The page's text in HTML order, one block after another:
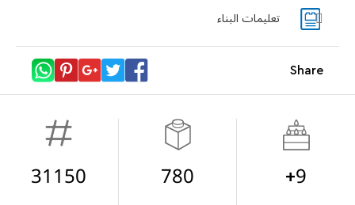
With purchases of Koenigsegg Sadair's Spear
Megacar (42232). While supplies last.*
تعليمات البناء
Share
9+
780
31150